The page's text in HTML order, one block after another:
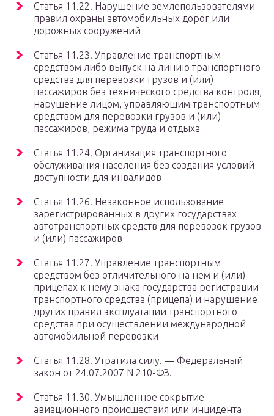
Статья 11.22. Нарушение землепользователями
правил охраны автомобильных дорог или
дорожных сооружений
Статья 11.23. Управление транспортным
средством либо выпуск на линию транспортного
средства для перевозки грузов и (или)
пассажиров без технического средства контроля,
нарушение лицом, управляющим транспортным
средством для перевозки грузов и (или)
пассажиров, режима труда и отдыха
Статья 11.24. Организация транспортного
обслуживания населения без создания условий
доступности для инвалидов
Статья 11.26. Незаконное использование
зарегистрированных в других государствах
автотранспортных средств для перевозок грузов
и (или) пассажиров
Статья 11.27. Управление транспортным
средством без отличительного на нем и (или)
прицепах к нему знака государства регистрации
транспортного средства (прицепа) и нарушение
других правил эксплуатации транспортного
средства при осуществлении международной
автомобильной перевозки
Статья 11.28. Утратила силу. — Федеральный
закон от 24.07.2007 N 210-ФЗ.
Статья 11.30. Умышленное сокрытие
авиационного происшествия или инцидента